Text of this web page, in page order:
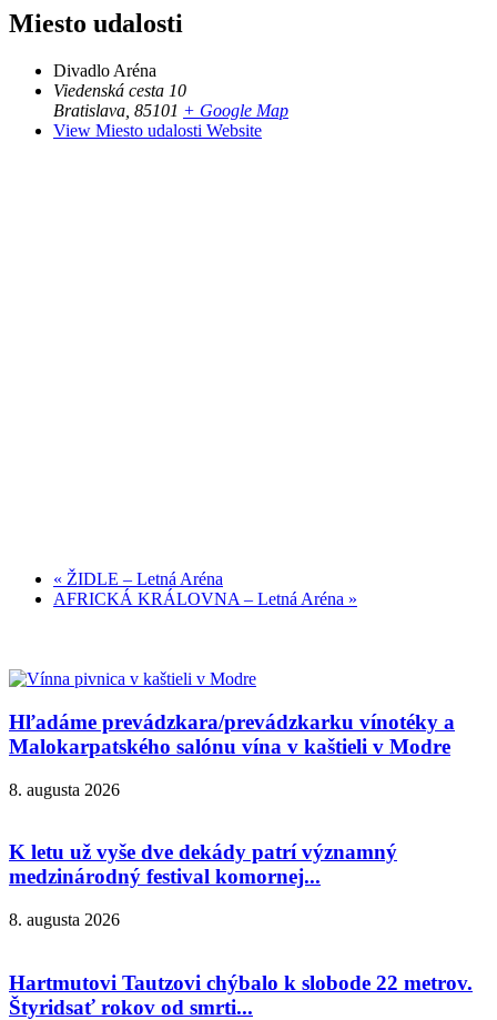
Miesto udalosti
Divadlo Aréna
Viedenská cesta 10
Bratislava 85101 + Google Map
View Miesto udalosti Website
« ŽIDLE – Letná Aréna
AFRICKÁ KRÁLOVNA – Letná Aréna »
Hľadáme prevádzkara/prevádzkarku vínotéky a
Malokarpatského salónu vína v kaštieli v Modre
8. augusta 2026
K letu už vyše dve dekády patrí významný
medzinárodný festival komornej...
8. augusta 2026
Hartmutovi Tautzovi chýbalo k slobode 22 metrov.
Štyridsať rokov od smrti...